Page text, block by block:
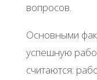
вопросов.
Основными
успешную
считаются: